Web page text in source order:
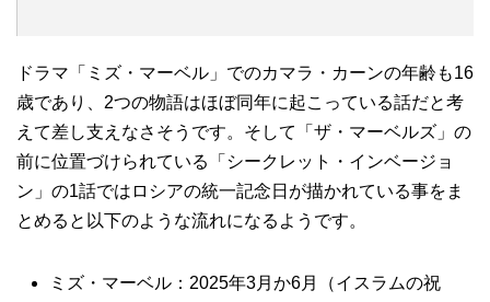
ドラマ「ミズ・マーベル」でのカマラ・カーンの年齢も16
歳であり、2つの物語はほぼ同年に起こっている話だと考
えて差し支えなさそうです。そして「ザ・マーベルズ」の
前に位置づけられている「シークレット・インベージョ
ン」の1話ではロシアの統一記念日が描かれている事をま
とめると以下のような流れになるようです。
ミズ・マーベル：2025年3月か6月（イスラムの祝